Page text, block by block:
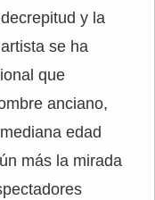
y la
se ha
que
anciano,
edad
más la mirada